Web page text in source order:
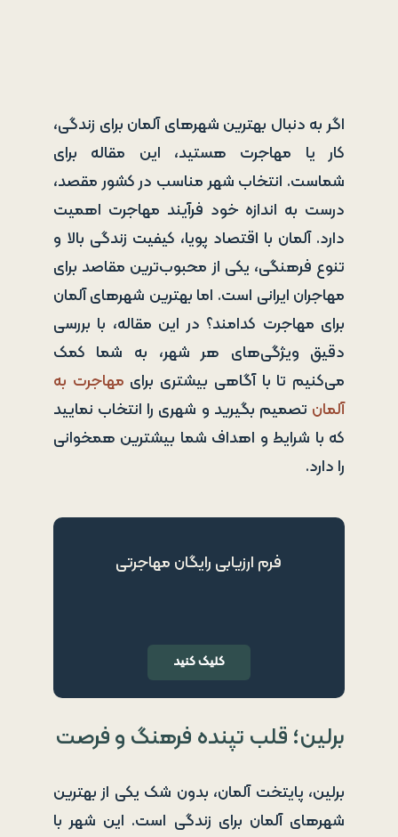
اگر به دنبال بهترین شهرهای آلمان برای زندگی،
کار یا مهاجرت هستید، این مقاله برای
شماست. انتخاب شهر مناسب در کشور مقصد،
درست به اندازه خود فرآیند مهاجرت اهمیت
دارد. آلمان با اقتصاد پویا، کیفیت زندگی بالا و
تنوع فرهنگی، یکی از محبوب‌ترین مقاصد برای
مهاجران ایرانی است. اما بهترین شهرهای آلمان
برای مهاجرت کدامند؟ در این مقاله، با بررسی
دقیق ویژگی‌های هر شهر، به شما کمک
می‌کنیم تا با آگاهی بیشتری برای مهاجرت به
آلمان تصمیم‌ بگیرید و شهری را انتخاب نمایید
که با شرایط و اهداف شما بیشترین همخوانی
را دارد.
فرم ارزیابی رایگان مهاجرتی
کلیک کنید
برلین؛ قلب تپنده فرهنگ و فرصت
برلین، پایتخت آلمان، بدون شک یکی از بهترین
شهرهای آلمان برای زندگی است. این شهر با